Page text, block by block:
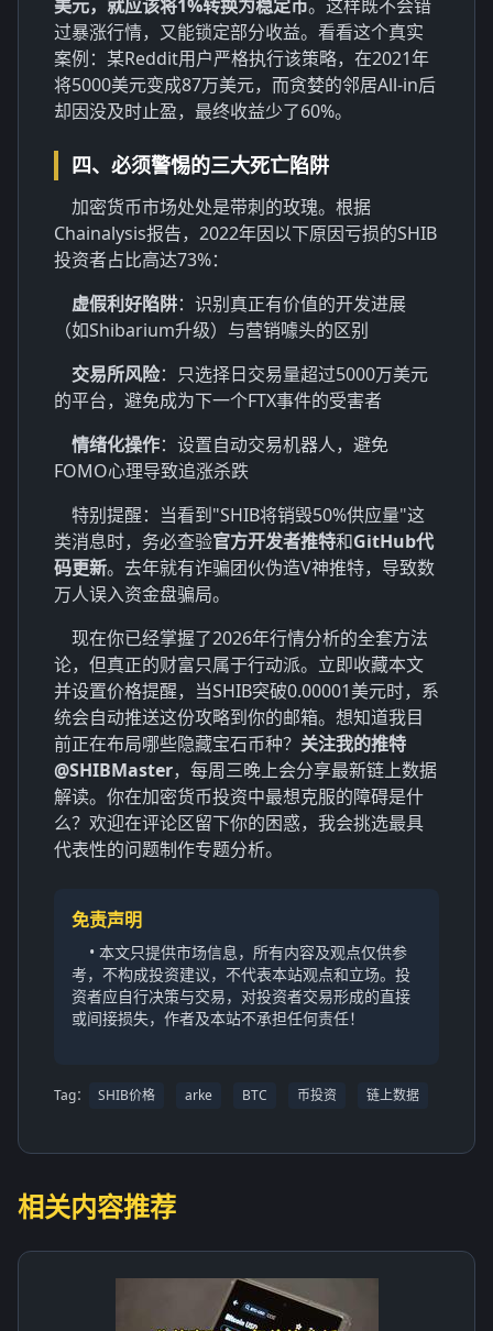
美元，就应该将1%转换为稳定币。这样既不会错
过暴涨行情，又能锁定部分收益。看看这个真实
案例：某Reddit用户严格执行该策略，在2021年
将5000美元变成87万美元，而贪婪的邻居All-in后
却因没及时止盈，最终收益少了60%。
四、必须警惕的三大死亡陷阱
加密货币市场处处是带刺的玫瑰。根据
Chainalysis报告，2022年因以下原因亏损的SHIB
投资者占比高达73%：
虚假利好陷阱：识别真正有价值的开发进展
（如Shibarium升级）与营销噱头的区别
交易所风险：只选择日交易量超过5000万美元
的平台，避免成为下一个FTX事件的受害者
情绪化操作：设置自动交易机器人，避免
FOMO心理导致追涨杀跌
特别提醒：当看到"SHIB将销毁50%供应量"这
类消息时，务必查验官方开发者推特和GitHub代
码更新。去年就有诈骗团伙伪造V神推特，导致数
万人误入资金盘骗局。
现在你已经掌握了2026年行情分析的全套方法
论，但真正的财富只属于行动派。立即收藏本文
并设置价格提醒，当SHIB突破0.00001美元时，系
统会自动推送这份攻略到你的邮箱。想知道我目
前正在布局哪些隐藏宝石币种？ 关注我的推特
@SHIBMaster，每周三晚上会分享最新链上数据
解读。你在加密货币投资中最想克服的障碍是什
么？欢迎在评论区留下你的困惑，我会挑选最具
代表性的问题制作专题分析。
免责声明
• 本文只提供市场信息，所有内容及观点仅供参
考，不构成投资建议，不代表本站观点和立场。投
资者应自行决策与交易，对投资者交易形成的直接
或间接损失，作者及本站不承担任何责任！
Tag： SHIB价格 arke BTC 币投资 链上数据
相关内容推荐